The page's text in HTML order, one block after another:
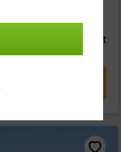
de126
personne et nuit